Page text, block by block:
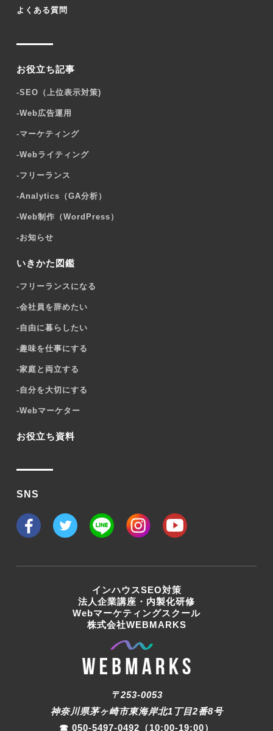
よくある質問
お役立ち記事
-SEO（上位表示対策)
-Web広告運用
-マーケティング
-Webライティング
-フリーランス
-Analytics（GA分析）
-Web制作（WordPress）
-お知らせ
いきかた図鑑
-フリーランスになる
-会社員を辞めたい
-自由に暮らしたい
-趣味を仕事にする
-家庭と両立する
-自分を大切にする
-Webマーケター
お役立ち資料
SNS
インハウスSEO対策
法人企業講座・内製化研修
Webマーケティングスクール
株式会社WEBMARKS
〒253-0053
神奈川県茅ヶ崎市東海岸北1丁目2番8号
☎︎ 050-5497-0492 （10:00-19:00）